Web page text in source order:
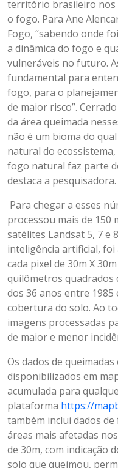
território brasileiro nos
o fogo. Para Ane
Fogo, “sabendo onde
a dinâmica do fogo e
vulneráveis no futuro.
fundamental para
fogo, para o
de maior risco”.
da área queimada
não é um bioma do
natural do
fogo natural faz parte
destaca a pesquisadora.
Para chegar a esses
processou mais de 150
satélites Landsat 5, 7 e
inteligência artificial, foi
cada pixel de 30m X
quilômetros
dos 36 anos entre 1985
cobertura do solo. Ao
imagens processadas
de maior e menor
Os dados de
disponibilizados em
acumulada para
plataforma https://
também inclui dados
áreas mais afetadas
de 30m, com indicação
solo que queimou,